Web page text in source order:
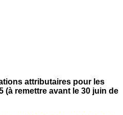
attributaires pour les
(à remettre avant le 30 juin de